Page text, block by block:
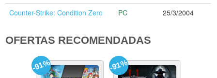
Counter-Strike: Condition Zero
PC 25/3/2004
OFERTAS RECOMENDADAS
-91% -91%